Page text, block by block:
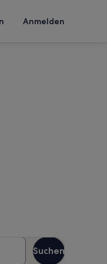
Anmelden
Suchen